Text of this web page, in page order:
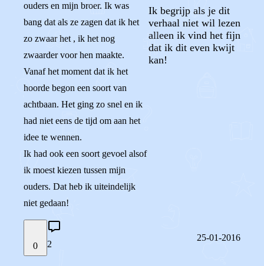
ouders en mijn broer. Ik was
bang dat als ze zagen dat ik het
zo zwaar het , ik het nog
zwaarder voor hen maakte.
Vanaf het moment dat ik het
hoorde begon een soort van
achtbaan. Het ging zo snel en ik
had niet eens de tijd om aan het
idee te wennen.
Ik had ook een soort gevoel alsof
ik moest kiezen tussen mijn
ouders. Dat heb ik uiteindelijk
niet gedaan!
Ik begrijp als je dit
verhaal niet wil lezen
alleen ik vind het fijn
dat ik dit even kwijt
kan!
0 2
25-01-2016